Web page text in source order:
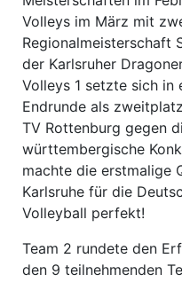
Volleys im März mit
Regionalmeisterschaft
der Karlsruher
Volleys 1 setzte sich in
Endrunde als
TV Rottenburg gegen
württembergische
machte die erstmalige
Karlsruhe für die
Volleyball perfekt!
Team 2 rundete den
den 9 teilnehmenden